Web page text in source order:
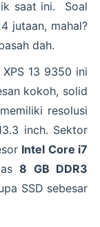
saat ini. Soal
jutaan, mahal?
dah.
XPS 13 9350 ini
kokoh, solid
resolusi
inch. Sektor
Intel Core i7
8 GB DDR3
SSD sebesar